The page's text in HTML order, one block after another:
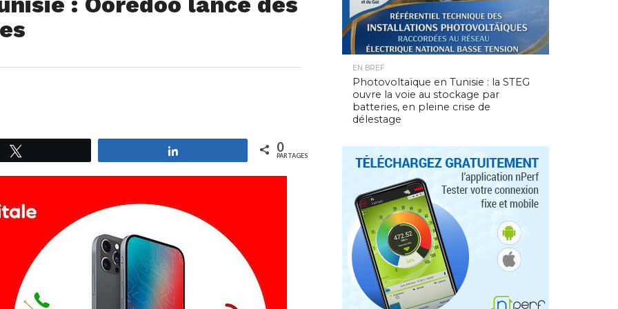
0
PARTAGES
EN BREF
Photovoltaïque en Tunisie : la STEG
ouvre la voie au stockage par
batteries, en pleine crise de
délestage